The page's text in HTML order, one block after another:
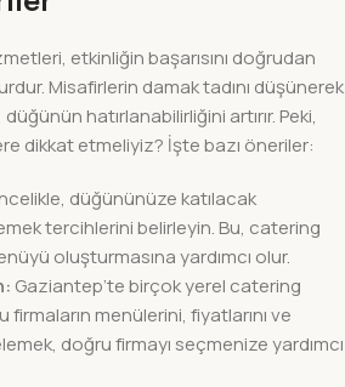
etkinliğin başarısını doğrudan
Misafirlerin damak tadını düşünerek
hatırlanabilirliğini artırır. Peki,
dikkat etmeliyiz? İşte bazı öneriler:
düğününüze katılacak
tercihlerini belirleyin. Bu, catering
oluşturmasına yardımcı olur.
Gaziantep’te birçok yerel catering
firmaların menülerini, fiyatlarını ve
doğru firmayı seçmenize yardımcı